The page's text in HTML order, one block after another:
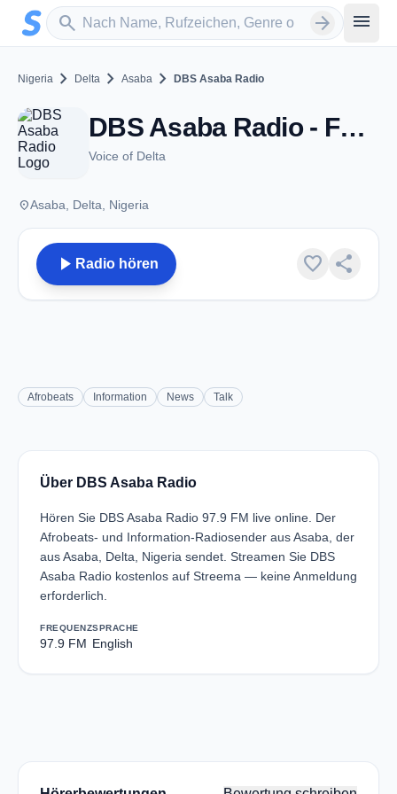
Zum Hauptinhalt springen
search
Sender suchen arrow_forward menu
Nigeria chevron_right Delta chevron_right Asaba chevron_right DBS Asaba Radio
DBS Asaba Radio - FM 97.9 - Asaba
Voice of Delta
placeAsaba, Delta, Nigeria
play_arrow Radio hören favorite share
Afrobeats Information News Talk
Über DBS Asaba Radio
Hören Sie DBS Asaba Radio 97.9 FM live online. Der
Afrobeats- und Information-Radiosender aus Asaba, der
aus Asaba, Delta, Nigeria sendet. Streamen Sie DBS
Asaba Radio kostenlos auf Streema — keine Anmeldung
erforderlich.
FREQUENZ
97.9 FM
SPRACHE
English